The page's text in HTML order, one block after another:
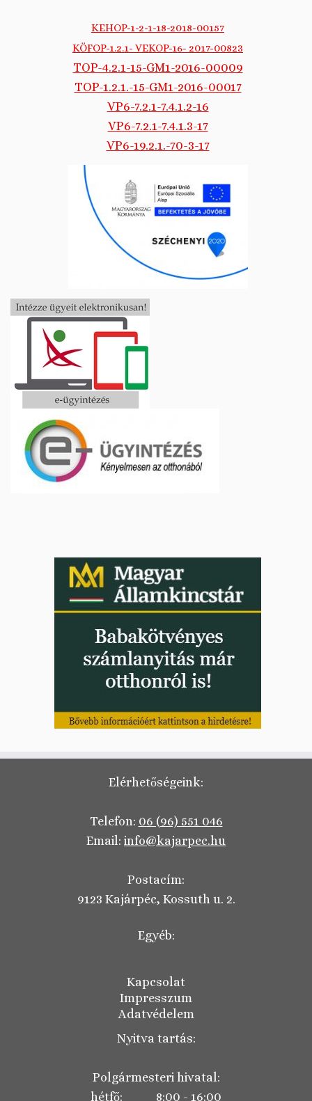
KEHOP-1-2-1-18-2018-00157
KÖFOP-1.2.1- VEKOP-16- 2017-00823
TOP-4.2.1-15-GM1-2016-00009
TOP-1.2.1.-15-GM1-2016-00017
VP6-7.2.1-7.4.1.2-16
VP6-7.2.1-7.4.1.3-17
VP6-19.2.1.-70-3-17
Elérhetőségeink:
Telefon: 06 (96) 551 046
Email: info@kajarpec.hu
Postacím:
9123 Kajárpéc, Kossuth u. 2.
Egyéb:
Kapcsolat
Impresszum
Adatvédelem
Nyitva tartás:
Polgármesteri hivatal:
hétfő: 8:00 - 16:00